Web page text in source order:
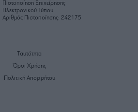
Πιστοποίηση Επιχείρησης
Ηλεκτρονικού Τύπου
Αριθμός Πιστοποίησης: 242175
Ταυτότητα
Όροι Χρήσης
Πολιτική Απορρήτου